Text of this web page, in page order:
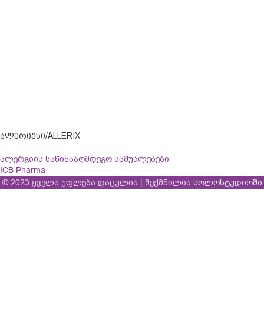
ᲐᲚᲔᲠᲘᲥᲡᲘ/ALLERIX
ალერგიის საწინააღმდეგო საშუალებები
ICB Pharma
© 2023 ყველა უფლება დაცულია | შექმნილია სოლოსტუდიოში